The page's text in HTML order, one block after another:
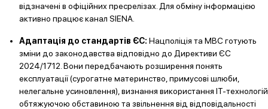
відзначені в офіційних пресрелізах. Для обміну інформацією
активно працює канал SIENA.
Адаптація до стандартів ЄС: Нацполіція та МВС готують
зміни до законодавства відповідно до Директиви ЄС
2024/1712. Вони передбачають розширення понять
експлуатації (сурогатне материнство, примусові шлюби,
нелегальне усиновлення), визнання використання ІТ-технологій
обтяжуючою обставиною та звільнення від відповідальності